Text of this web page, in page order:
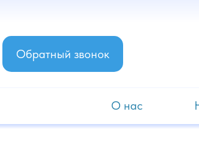
Обратный звонок
О нас